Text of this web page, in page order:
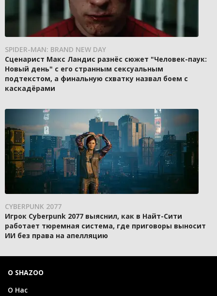
SPIDER-MAN: BRAND NEW DAY
Сценарист Макс Ландис разнёс сюжет "Человек-паук:
Новый день" с его странным сексуальным
подтекстом, а финальную схватку назвал боем с
каскадёрами
CYBERPUNK 2077
Игрок Cyberpunk 2077 выяснил, как в Найт-Сити
работает тюремная система, где приговоры выносит
ИИ без права на апелляцию
О SHAZOO
О Нас